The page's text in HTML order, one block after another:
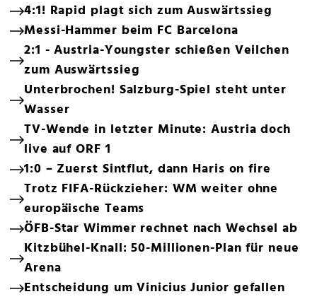
4:1! Rapid plagt sich zum Auswärtssieg
Messi-Hammer beim FC Barcelona
2:1 - Austria-Youngster schießen Veilchen
zum Auswärtssieg
Unterbrochen! Salzburg-Spiel steht unter
Wasser
TV-Wende in letzter Minute: Austria doch
live auf ORF 1
1:0 – Zuerst Sintflut, dann Haris on fire
Trotz FIFA-Rückzieher: WM weiter ohne
europäische Teams
ÖFB-Star Wimmer rechnet nach Wechsel ab
Kitzbühel-Knall: 50-Millionen-Plan für neue
Arena
Entscheidung um Vinicius Junior gefallen